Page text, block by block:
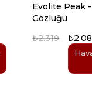
Evolite Peak
Gözlüğü
₺2.319